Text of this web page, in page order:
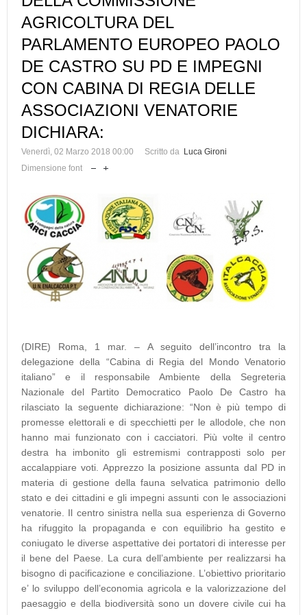
AGRICOLTURA DEL
PARLAMENTO EUROPEO PAOLO
DE CASTRO SU PD E IMPEGNI
CON CABINA DI REGIA DELLE
ASSOCIAZIONI VENATORIE
DICHIARA:
Venerdì, 02 Marzo 2018 00:00 Scritto da Luca Gironi
Dimensione font
(DIRE) Roma, 1 mar. – A seguito dell’incontro tra la
delegazione della “Cabina di Regia del Mondo Venatorio
italiano” e il responsabile Ambiente della Segreteria
Nazionale del Partito Democratico Paolo De Castro ha
rilasciato la seguente dichiarazione: “Non è più tempo di
promesse elettorali e di specchietti per le allodole, che non
hanno mai funzionato con i cacciatori. Più volte il centro
destra ha imbonito gli estremismi contrapposti solo per
accalappiare voti. Apprezzo la posizione assunta dal PD in
materia di gestione della fauna selvatica patrimonio dello
stato e dei cittadini e gli impegni assunti con le associazioni
venatorie. Il centro sinistra nella sua esperienza di Governo
ha rifuggito la propaganda e con equilibrio ha gestito e
coniugato le diverse aspettative dei portatori di interesse per
il bene del Paese. La cura dell’ambiente per realizzarsi ha
bisogno di pacificazione e conciliazione. L’obiettivo prioritario
e’ lo sviluppo dell’economia agricola e la valorizzazione del
paesaggio e della biodiversità sono un dovere civile cui ha